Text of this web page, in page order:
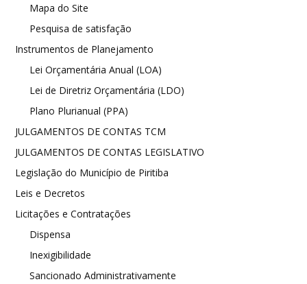
Mapa do Site
Pesquisa de satisfação
Instrumentos de Planejamento
Lei Orçamentária Anual (LOA)
Lei de Diretriz Orçamentária (LDO)
Plano Plurianual (PPA)
JULGAMENTOS DE CONTAS TCM
JULGAMENTOS DE CONTAS LEGISLATIVO
Legislação do Município de Piritiba
Leis e Decretos
Licitações e Contratações
Dispensa
Inexigibilidade
Sancionado Administrativamente